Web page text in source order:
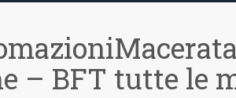
– BFT tutte le